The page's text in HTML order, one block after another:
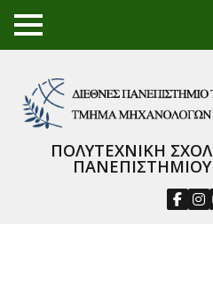
TO
GGL
NU
ΠΟΛΥΤΕΧΝΙΚΗ